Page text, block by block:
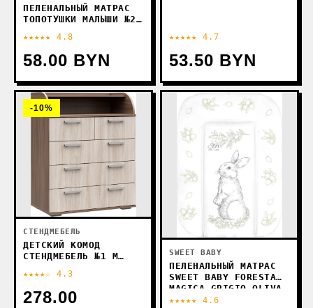
ПЕЛЕНАЛЬНЫЙ МАТРАС
ТОПОТУШКИ МАЛЫШИ №2
★★★★★ 4.8
58.00 BYN
★★★★★ 4.7
53.50 BYN
-10%
СТЕНДМЕБЕЛЬ
ДЕТСКИЙ КОМОД
СТЕНДМЕБЕЛЬ №1 М
ЯСЕНЬ ШИМО ТЕМНЫЙ)
★★★★☆ 4.3
278.00
SWEET BABY
ПЕЛЕНАЛЬНЫЙ МАТРАС
SWEET BABY FORESTA
MAGICA GRIGIO OLIVA
48X71 (ЗАЯЦ СЕРЫЙ/
★★★★★ 4.6